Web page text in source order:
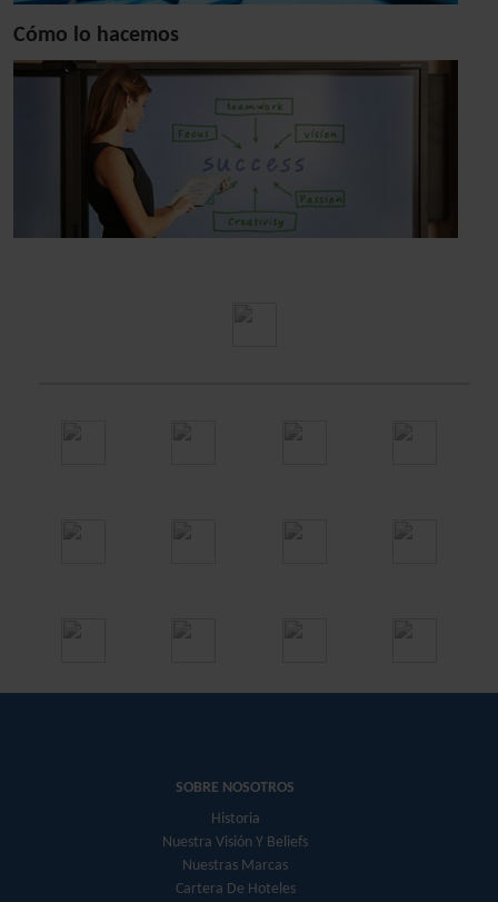
Cómo lo hacemos
SOBRE NOSOTROS
Historia
Nuestra Visión Y Beliefs
Nuestras Marcas
Cartera De Hoteles